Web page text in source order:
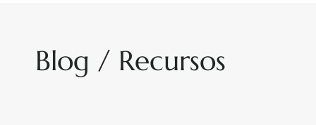
Blog / Recursos